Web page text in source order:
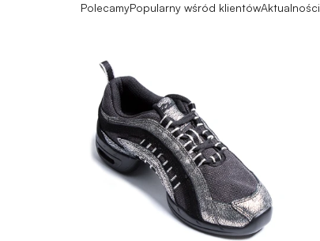
PolecamyPopularny wśród klientówAktualności